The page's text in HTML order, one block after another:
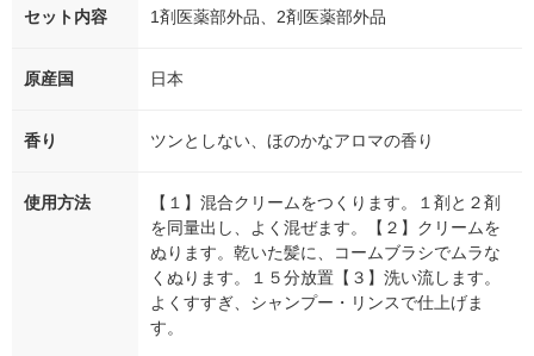
セット内容 1剤医薬部外品、2剤医薬部外品
原産国 日本
香り ツンとしない、ほのかなアロマの香り
使用方法
【１】混合クリームをつくります。１剤と２剤
を同量出し、よく混ぜます。【２】クリームを
ぬります。乾いた髪に、コームブラシでムラな
くぬります。１５分放置【３】洗い流します。
よくすすぎ、シャンプー・リンスで仕上げま
す。